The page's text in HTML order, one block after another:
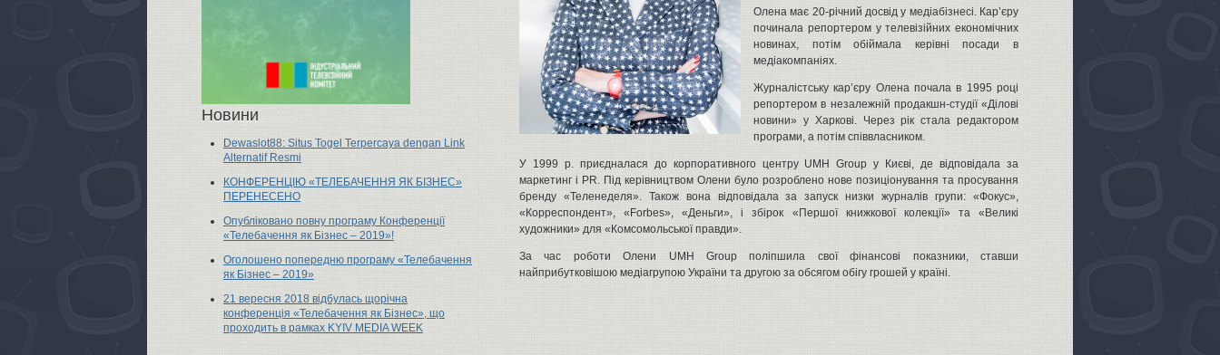
Новини
Dewaslot88: Situs Togel Terpercaya dengan Link
Alternatif Resmi
КОНФЕРЕНЦІЮ «ТЕЛЕБАЧЕННЯ ЯК БІЗНЕС»
ПЕРЕНЕСЕНО
Опубліковано повну програму Конференції
«Телебачення як Бізнес – 2019»!
Оголошено попередню програму «Телебачення
як Бізнес – 2019»
21 вересня 2018 відбулась щорічна
конференція «Телебачення як Бізнес», що
проходить в рамках KYIV MEDIA WEEK
Олена має 20-річний досвід у медіабізнесі. Кар’єру
починала репортером у телевізійних економічних
новинах, потім обіймала керівні посади в
медіакомпаніях.
Журналістську кар’єру Олена почала в 1995 році
репортером в незалежній продакшн-студії «Ділові
новини» у Харкові. Через рік стала редактором
програми, а потім співвласником.
У 1999 р. приєдналася до корпоративного центру UMH Group у Києві, де відповідала за
маркетинг і PR. Під керівництвом Олени було розроблено нове позиціонування та просування
бренду «Теленеделя». Також вона відповідала за запуск низки журналів групи: «Фокус»,
«Корреспондент», «Forbes», «Деньги», і збірок «Першої книжкової колекції» та «Великі
художники» для «Комсомольської правди».
За час роботи Олени UMH Group поліпшила свої фінансові показники, ставши
найприбутковішою медіагрупою України та другою за обсягом обігу грошей у країні.